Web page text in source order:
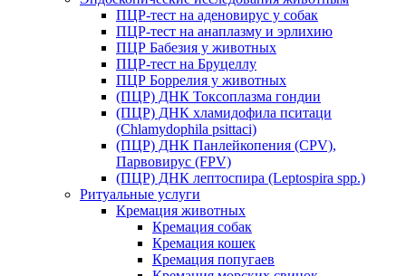
ПЦР-тест на аденовирус у собак
ПЦР-тест на анаплазму и эрлихию
ПЦР Бабезия у животных
ПЦР-тест на Бруцеллу
ПЦР Боррелия у животных
(ПЦР) ДНК Токсоплазма гондии
(ПЦР) ДНК хламидофила пситаци
(Chlamydophila psittaci)
(ПЦР) ДНК Панлейкопения (CPV),
Парвовирус (FPV)
(ПЦР) ДНК лептоспира (Leptospira spp.)
Ритуальные услуги
Кремация животных
Кремация собак
Кремация кошек
Кремация попугаев